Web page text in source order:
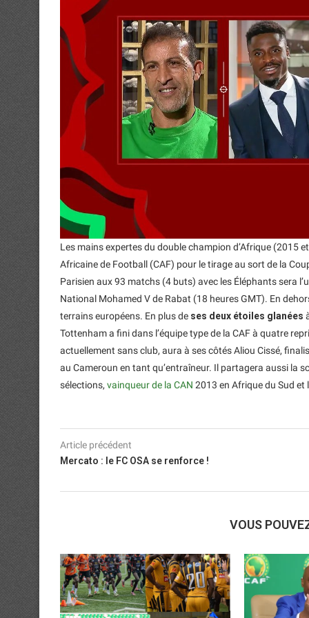
Les mains expertes du double champion d’Afrique (2015
Africaine de Football (CAF) pour le tirage au sort de la
Parisien aux 93 matchs (4 buts) avec les Éléphants sera
National Mohamed V de Rabat (18 heures GMT). En
terrains européens. En plus de ses deux étoiles glanées
Tottenham a fini dans l’équipe type de la CAF à quatre
actuellement sans club, aura à ses côtés Aliou Cissé,
au Cameroun en tant qu’entraîneur. Il partagera aussi la
sélections, vainqueur de la CAN 2013 en Afrique du Sud
Article précédent
Mercato : le FC OSA se renforce !
VOUS